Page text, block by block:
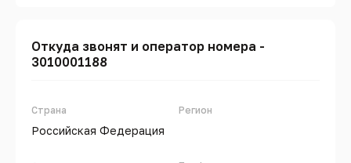
Откуда звонят и оператор номера -
3010001188
Страна
Российская Федерация
Регион